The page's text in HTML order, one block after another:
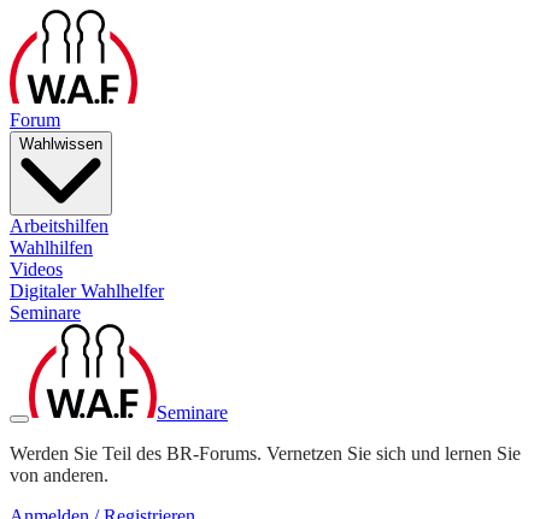
Forum
Wahlwissen
Arbeitshilfen
Wahlhilfen
Videos
Digitaler Wahlhelfer
Seminare
Seminare
Werden Sie Teil des BR-Forums. Vernetzen Sie sich und lernen Sie
von anderen.